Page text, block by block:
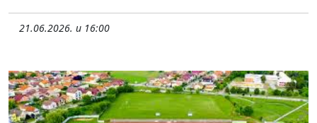
21.06.2026. u 16:00